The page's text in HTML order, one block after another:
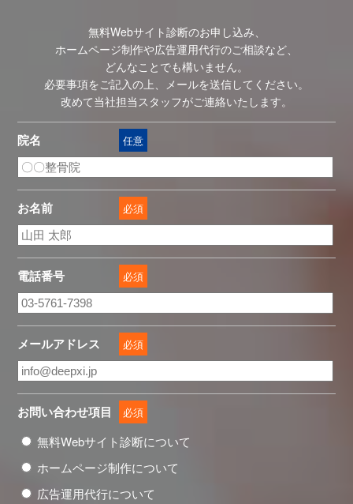
無料Webサイト診断のお申し込み、
ホームページ制作や広告運用代行のご相談など、
どんなことでも構いません。
必要事項をご記入の上、メールを送信してください。
改めて当社担当スタッフがご連絡いたします。
院名 任意
お名前 必須
電話番号 必須
メールアドレス 必須
お問い合わせ項目 必須
無料Webサイト診断について
ホームページ制作について
広告運用代行について